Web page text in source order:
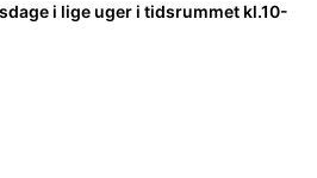
i lige uger i tidsrummet kl.10-